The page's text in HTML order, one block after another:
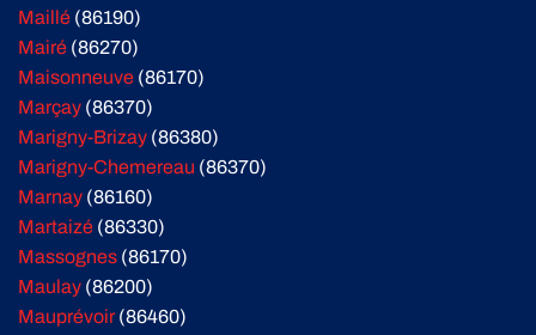
Maillé (86190)
Mairé (86270)
Maisonneuve (86170)
Marçay (86370)
Marigny-Brizay (86380)
Marigny-Chemereau (86370)
Marnay (86160)
Martaizé (86330)
Massognes (86170)
Maulay (86200)
Mauprévoir(86460)